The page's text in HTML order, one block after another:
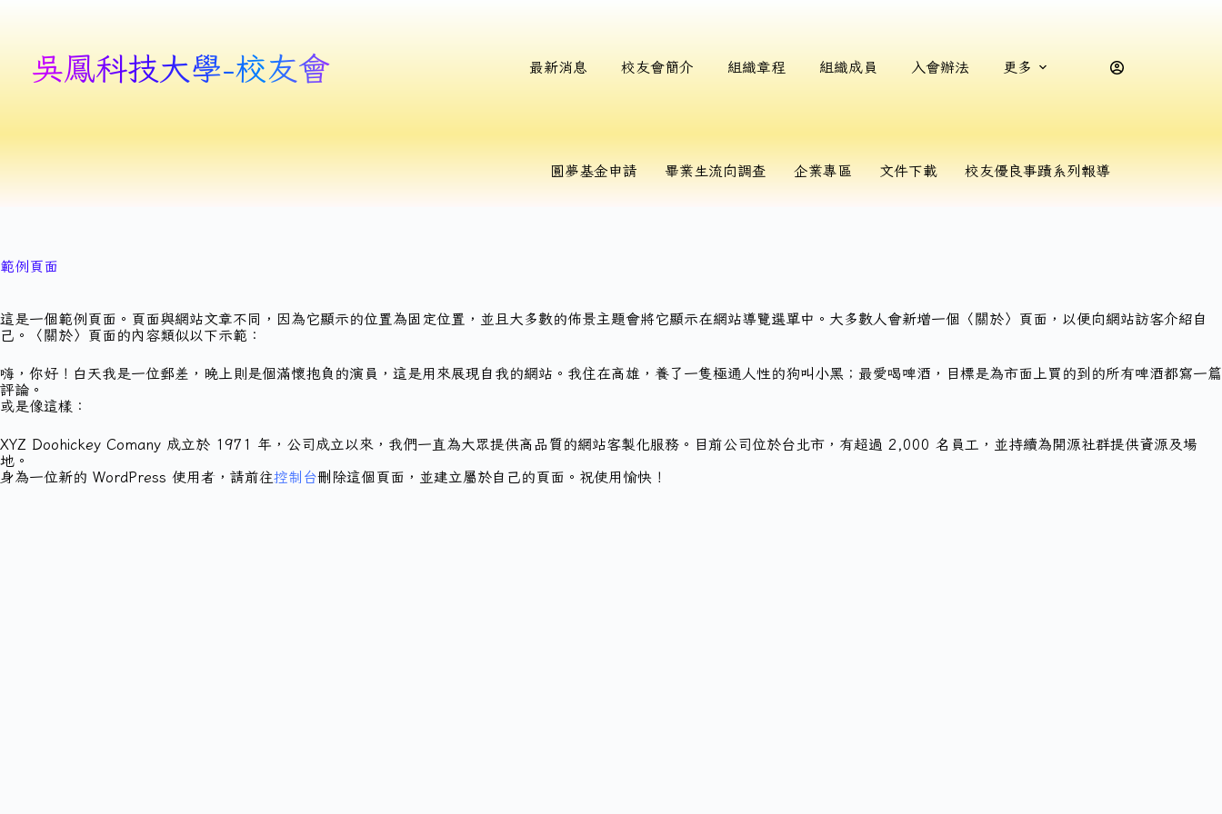
吳鳳科技大學-校友會 最新消息 校友會簡介 組織章程 組織成員 入會辦法 更多
圓夢基金申請 畢業生流向調查 企業專區 文件下載 校友優良事蹟系列報導
範例頁面
這是一個範例頁面。頁面與網站文章不同，因為它顯示的位置為固定位置，並且大多數的佈景主題會將它顯示在網站導覽選單中。大多數人會新增一個〈關於〉頁面，以便向網站訪客介紹自
己。〈關於〉頁面的內容類似以下示範：
嗨，你好！白天我是一位郵差，晚上則是個滿懷抱負的演員，這是用來展現自我的網站。我住在高雄，養了一隻極通人性的狗叫小黑；最愛喝啤酒，目標是為市面上買的到的所有啤酒都寫一篇
評論。
或是像這樣：
XYZ Doohickey Comany 成立於 1971 年，公司成立以來，我們一直為大眾提供高品質的網站客製化服務。目前公司位於台北市，有超過 2,000 名員工，並持續為開源社群提供資源及場
地。
身為一位新的 WordPress 使用者，請前往控制台刪除這個頁面，並建立屬於自己的頁面。祝使用愉快！